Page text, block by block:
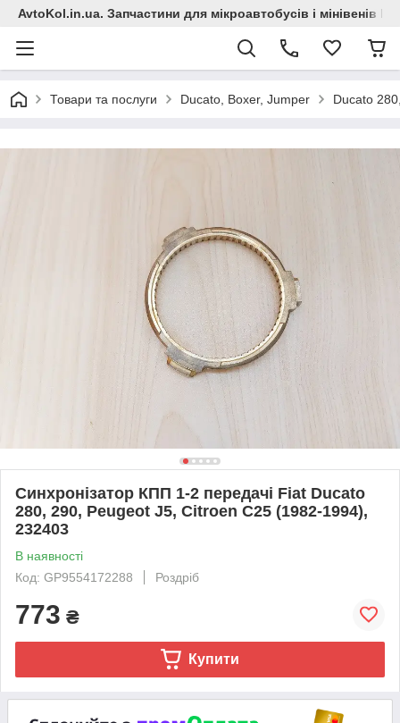
AvtoKol.in.ua. Запчастини для мікроавтобусів і мінівенів
Товари та послуги Ducato, Boxer, Jumper Ducato
Синхронізатор КПП 1-2 передачі Fiat Ducato
280, 290, Peugeot J5, Citroen C25 (1982-1994),
232403
В наявності
Код: GP9554172288
Роздріб
773 ₴
Купити